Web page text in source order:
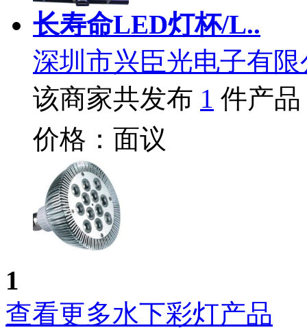
长寿命LED灯杯/L..
深圳市兴臣光电子有限
该商家共发布 1 件产品
价格：面议
1
查看更多水下彩灯产品